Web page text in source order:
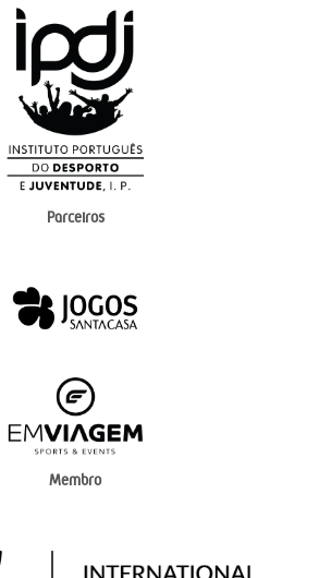
Parceiros
Membro